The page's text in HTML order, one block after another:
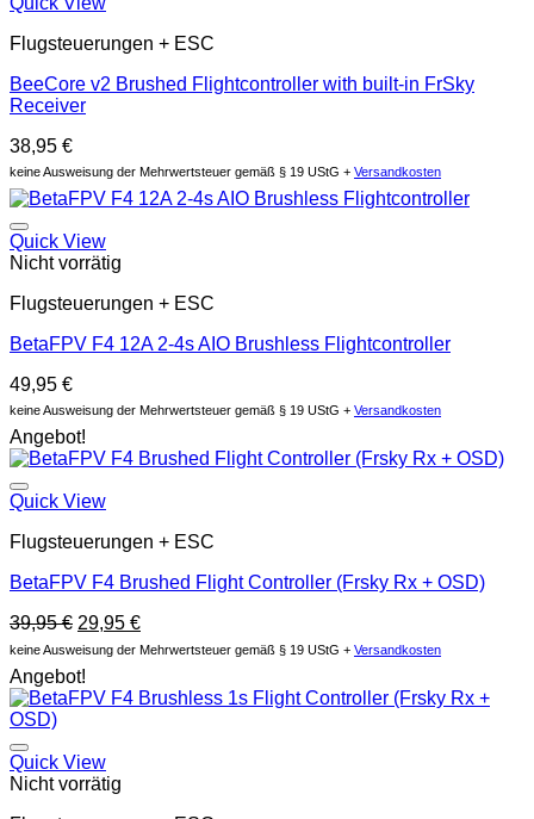
Flugsteuerungen + ESC
BeeCore v2 Brushed Flightcontroller with built-in FrSky
Receiver
38,95 €
keine Ausweisung der Mehrwertsteuer gemäß § 19 UStG + Versandkosten
Quick View
Nicht vorrätig
Flugsteuerungen + ESC
BetaFPV F4 12A 2-4s AIO Brushless Flightcontroller
49,95 €
keine Ausweisung der Mehrwertsteuer gemäß § 19 UStG + Versandkosten
Angebot!
Quick View
Flugsteuerungen + ESC
BetaFPV F4 Brushed Flight Controller (Frsky Rx + OSD)
39,95€ Original
price
was:
39,95 €.
29,95 €Current
price
29,95 €.
keine Ausweisung der Mehrwertsteuer gemäß § 19 UStG + Versandkosten
Angebot!
Quick View
Nicht vorrätig